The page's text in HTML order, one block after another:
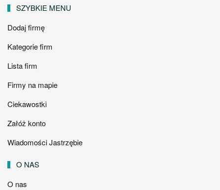
SZYBKIE MENU
Dodaj firmę
Kategorie firm
Lista firm
Firmy na mapie
Ciekawostki
Załóż konto
Wiadomości Jastrzębie
O NAS
O nas